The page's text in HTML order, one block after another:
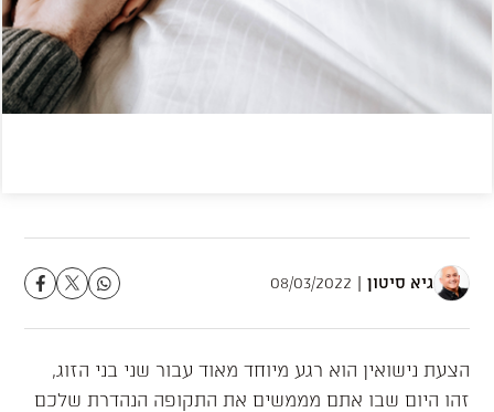
גיא סיטון 08/03/2022
הצעת נישואין הוא רגע מיוחד מאוד עבור שני בני הזוג,
זהו היום שבו אתם מממשים את התקופה הנהדרת שלכם